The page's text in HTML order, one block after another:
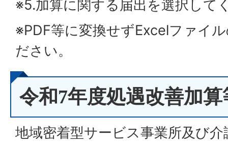
※5.加算に関する届出を選択して
※PDF等に変換せずExcelファイ
ださい。
令和7年度処遇改善加
地域密着型サービス事業所及び